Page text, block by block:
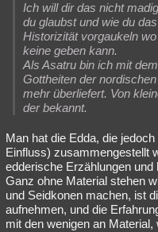
Ich will dir das nicht
du glaubst und wie du
Historizität vorgaukeln
keine geben kann.
Als Asatru bin ich mit
Gottheiten der
mehr überliefert. Von
der bekannt.
Man hat die Edda, die
Einfluss) zusammengestellt
edderische Erzählungen
Ganz ohne Material stehen
und Seidkonen machen, ist
aufnehmen, und die
mit den wenigen an